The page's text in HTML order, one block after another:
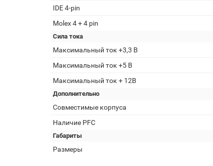
IDE 4-pin
Molex 4 + 4 pin
Сила тока
Максимальный ток +3,3 В
Максимальный ток +5 В
Максимальный ток + 12В
Дополнительно
Совместимые корпуса
Наличие PFC
Габариты
Размеры